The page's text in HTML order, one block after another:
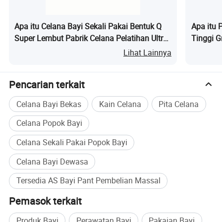
Apa itu Celana Bayi Sekali Pakai Bentuk Q
Super Lembut Pabrik Celana Pelatihan Ultra
Lihat Lainnya
Apa itu
Tinggi
Pencarian terkait
Celana Bayi Bekas Kain Celana
Pita Celana
Celana Popok Bayi
Celana Sekali Pakai Popok Bayi
Celana Bayi Dewasa
Tersedia AS Bayi Pant Pembelian Massal
Pemasok terkait